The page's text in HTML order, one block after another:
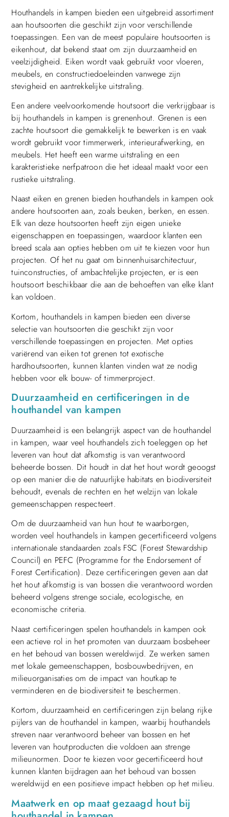
Houthandels in kampen bieden een uitgebreid assortiment
aan houtsoorten die geschikt zijn voor verschillende
toepassingen. Een van de meest populaire houtsoorten is
eikenhout, dat bekend staat om zijn duurzaamheid en
veelzijdigheid. Eiken wordt vaak gebruikt voor vloeren,
meubels, en constructiedoeleinden vanwege zijn
stevigheid en aantrekkelijke uitstraling.
Een andere veelvoorkomende houtsoort die verkrijgbaar is
bij houthandels in kampen is grenenhout. Grenen is een
zachte houtsoort die gemakkelijk te bewerken is en vaak
wordt gebruikt voor timmerwerk, interieurafwerking, en
meubels. Het heeft een warme uitstraling en een
karakteristieke nerfpatroon die het ideaal maakt voor een
rustieke uitstraling.
Naast eiken en grenen bieden houthandels in kampen ook
andere houtsoorten aan, zoals beuken, berken, en essen.
Elk van deze houtsoorten heeft zijn eigen unieke
eigenschappen en toepassingen, waardoor klanten een
breed scala aan opties hebben om uit te kiezen voor hun
projecten. Of het nu gaat om binnenhuisarchitectuur,
tuinconstructies, of ambachtelijke projecten, er is een
houtsoort beschikbaar die aan de behoeften van elke klant
kan voldoen.
Kortom, houthandels in kampen bieden een diverse
selectie van houtsoorten die geschikt zijn voor
verschillende toepassingen en projecten. Met opties
variërend van eiken tot grenen tot exotische
hardhoutsoorten, kunnen klanten vinden wat ze nodig
hebben voor elk bouw- of timmerproject.
Duurzaamheid en certificeringen in de
houthandel van kampen
Duurzaamheid is een belangrijk aspect van de houthandel
in kampen, waar veel houthandels zich toeleggen op het
leveren van hout dat afkomstig is van verantwoord
beheerde bossen. Dit houdt in dat het hout wordt geoogst
op een manier die de natuurlijke habitats en biodiversiteit
behoudt, evenals de rechten en het welzijn van lokale
gemeenschappen respecteert.
Om de duurzaamheid van hun hout te waarborgen,
worden veel houthandels in kampen gecertificeerd volgens
internationale standaarden zoals FSC (Forest Stewardship
Council) en PEFC (Programme for the Endorsement of
Forest Certification). Deze certificeringen geven aan dat
het hout afkomstig is van bossen die verantwoord worden
beheerd volgens strenge sociale, ecologische, en
economische criteria.
Naast certificeringen spelen houthandels in kampen ook
een actieve rol in het promoten van duurzaam bosbeheer
en het behoud van bossen wereldwijd. Ze werken samen
met lokale gemeenschappen, bosbouwbedrijven, en
milieuorganisaties om de impact van houtkap te
verminderen en de biodiversiteit te beschermen.
Kortom, duurzaamheid en certificeringen zijn belang rijke
pijlers van de houthandel in kampen, waarbij houthandels
streven naar verantwoord beheer van bossen en het
leveren van houtproducten die voldoen aan strenge
milieunormen. Door te kiezen voor gecertificeerd hout
kunnen klanten bijdragen aan het behoud van bossen
wereldwijd en een positieve impact hebben op het milieu.
Maatwerk en op maat gezaagd hout bij